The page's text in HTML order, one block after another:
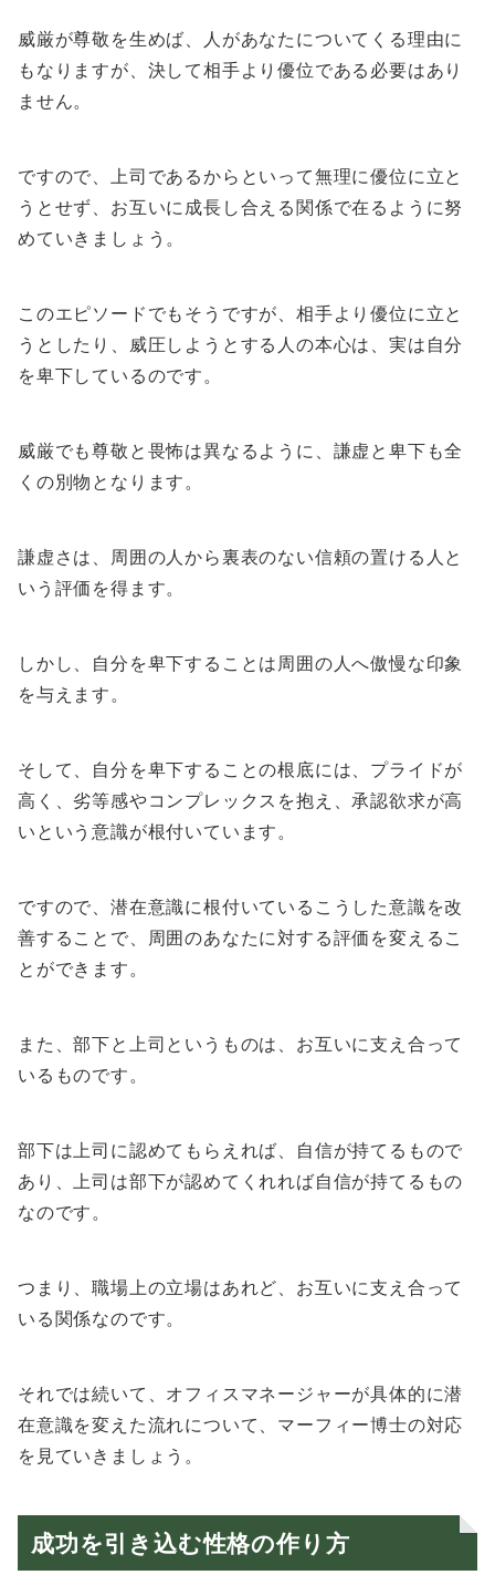
威厳が尊敬を生めば、人があなたについてくる理由に
もなりますが、決して相手より優位である必要はあり
ません。
ですので、上司であるからといって無理に優位に立と
うとせず、お互いに成長し合える関係で在るように努
めていきましょう。
このエピソードでもそうですが、相手より優位に立と
うとしたり、威圧しようとする人の本心は、実は自分
を卑下しているのです。
威厳でも尊敬と畏怖は異なるように、謙虚と卑下も全
くの別物となります。
謙虚さは、周囲の人から裏表のない信頼の置ける人と
いう評価を得ます。
しかし、自分を卑下することは周囲の人へ傲慢な印象
を与えます。
そして、自分を卑下することの根底には、プライドが
高く、劣等感やコンプレックスを抱え、承認欲求が高
いという意識が根付いています。
ですので、潜在意識に根付いているこうした意識を改
善することで、周囲のあなたに対する評価を変えるこ
とができます。
また、部下と上司というものは、お互いに支え合って
いるものです。
部下は上司に認めてもらえれば、自信が持てるもので
あり、上司は部下が認めてくれれば自信が持てるもの
なのです。
つまり、職場上の立場はあれど、お互いに支え合って
いる関係なのです。
それでは続いて、オフィスマネージャーが具体的に潜
在意識を変えた流れについて、マーフィー博士の対応
を見ていきましょう。
成功を引き込む性格の作り方